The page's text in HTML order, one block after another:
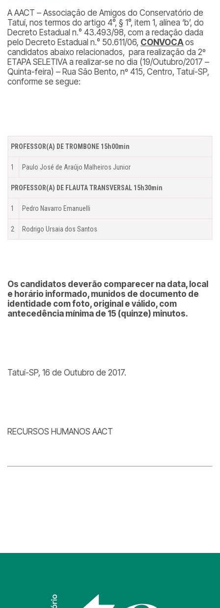
A AACT – Associação de Amigos do Conservatório de
Tatuí, nos termos do artigo 4°, § 1°, item 1, alínea ‘b’, do
Decreto Estadual n.° 43.493/98, com a redação dada
pelo Decreto Estadual n.° 50.611/06, CONVOCAos
candidatos abaixo relacionados, para realização da 2º
ETAPA SELETIVA a realizar-se no dia (19/Outubro/2017 –
Quinta-feira) – Rua São Bento, nº 415, Centro, Tatuí-SP,
conforme se segue:
PROFESSOR(A) DE TROMBONE 15h00min
1 Paulo José de Araújo Malheiros Junior
PROFESSOR(A) DE FLAUTA TRANSVERSAL 15h30min
1 Pedro Navarro Emanuelli
2 Rodrigo Ursaia dos Santos
Os candidatos deverão comparecer na data, local
e horário informado, munidos de documento de
identidade com foto, original e válido, com
antecedência mínima de 15 (quinze) minutos.
Tatuí-SP, 16 de Outubro de 2017.
RECURSOS HUMANOS AACT